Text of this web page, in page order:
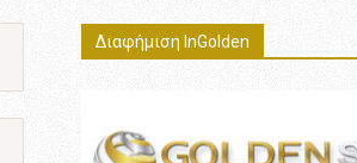
Διαφήμιση InGolden